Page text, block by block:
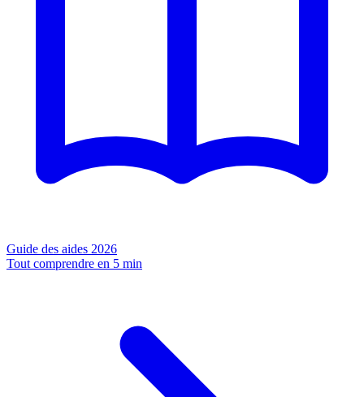
Guide des aides 2026
Tout comprendre en 5 min